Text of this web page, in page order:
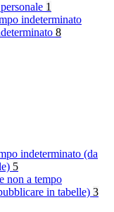
1
indeterminato
8
indeterminato (da
5
non a tempo
in tabelle) 3